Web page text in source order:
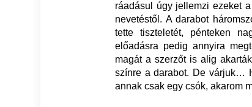
ráadásul úgy jellemzi ezeket
nevetéstől. A darabot
tette tiszteletét, pénteken
előadásra pedig annyira
magát a szerzőt is alig
színre a darabot. De várjuk…
annak csak egy csók, akarom